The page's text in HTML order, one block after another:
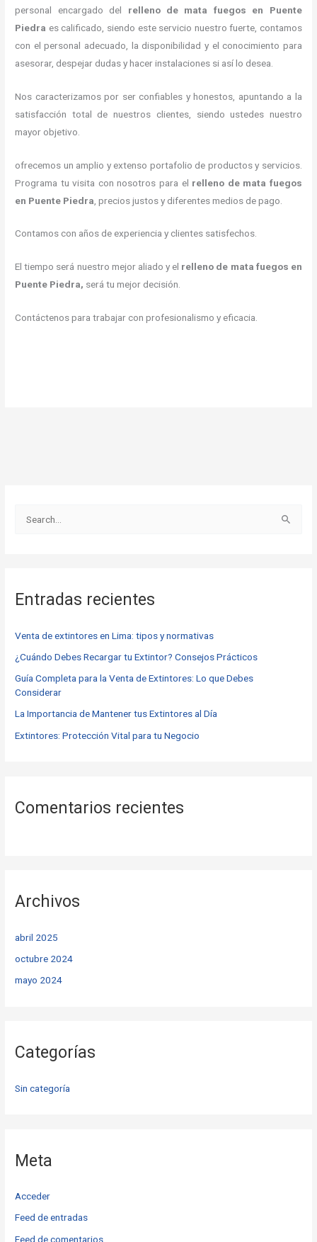
personal encargado del relleno de mata fuegos en Puente
Piedra es calificado, siendo este servicio nuestro fuerte, contamos
con el personal adecuado, la disponibilidad y el conocimiento para
asesorar, despejar dudas y hacer instalaciones si así lo desea.
Nos caracterizamos por ser confiables y honestos, apuntando a la
satisfacción total de nuestros clientes, siendo ustedes nuestro
mayor objetivo.
ofrecemos un amplio y extenso portafolio de productos y servicios.
Programa tu visita con nosotros para el relleno de mata fuegos
en Puente Piedra , precios justos y diferentes medios de pago.
Contamos con años de experiencia y clientes satisfechos.
El tiempo será nuestro mejor aliado y el relleno de mata fuegos en
Puente Piedra, será tu mejor decisión.
Contáctenos para trabajar con profesionalismo y eficacia.
a
p
o
r
:
Entradas recientes
Venta de extintores en Lima: tipos y normativas
¿Cuándo Debes Recargar tu Extintor? Consejos Prácticos
Guía Completa para la Venta de Extintores: Lo que Debes
Considerar
La Importancia de Mantener tus Extintores al Día
Extintores: Protección Vital para tu Negocio
Comentarios recientes
Archivos
abril 2025
octubre 2024
mayo 2024
Categorías
Sin categoría
Meta
Acceder
Feed de entradas
Feed de comentarios